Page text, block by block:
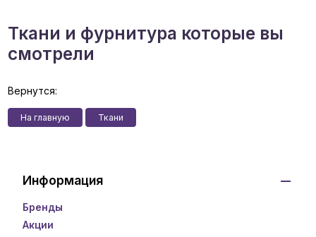
Ткани и фурнитура которые вы
смотрели
Вернутся:
На главную Ткани
Информация
Бренды
Акции